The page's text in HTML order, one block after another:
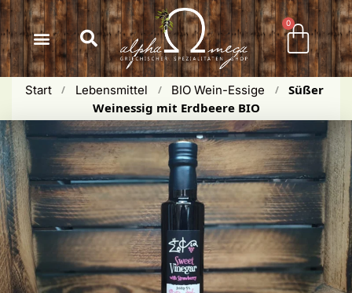
springen
0
Start / Lebensmittel / BIO Wein-Essige /
Süßer
Weinessig mit Erdbeere BIO